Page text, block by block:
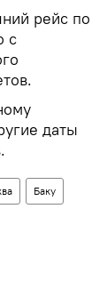
рейс по
с
даты
Баку